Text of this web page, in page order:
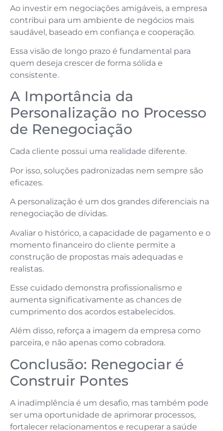
Ao investir em negociações amigáveis, a empresa
contribui para um ambiente de negócios mais
saudável, baseado em confiança e cooperação.
Essa visão de longo prazo é fundamental para
quem deseja crescer de forma sólida e
consistente.
A Importância da
Personalização no Processo
de Renegociação
Cada cliente possui uma realidade diferente.
Por isso, soluções padronizadas nem sempre são
eficazes.
A personalização é um dos grandes diferenciais na
renegociação de dívidas.
Avaliar o histórico, a capacidade de pagamento e o
momento financeiro do cliente permite a
construção de propostas mais adequadas e
realistas.
Esse cuidado demonstra profissionalismo e
aumenta significativamente as chances de
cumprimento dos acordos estabelecidos.
Além disso, reforça a imagem da empresa como
parceira, e não apenas como cobradora.
Conclusão: Renegociar é
Construir Pontes
A inadimplência é um desafio, mas também pode
ser uma oportunidade de aprimorar processos,
fortalecer relacionamentos e recuperar a saúde